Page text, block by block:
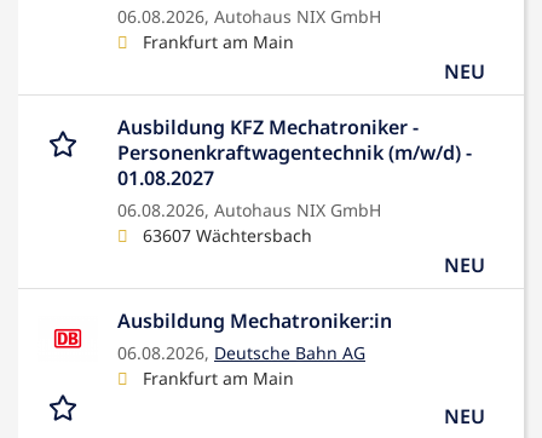
06.08.2026, Autohaus NIX GmbH
Frankfurt am Main
NEU
Ausbildung KFZ Mechatroniker -
Personenkraftwagentechnik (m/w/d) -
01.08.2027
06.08.2026, Autohaus NIX GmbH
63607 Wächtersbach
NEU
Ausbildung Mechatroniker:in
06.08.2026, Deutsche Bahn AG
Frankfurt am Main
NEU